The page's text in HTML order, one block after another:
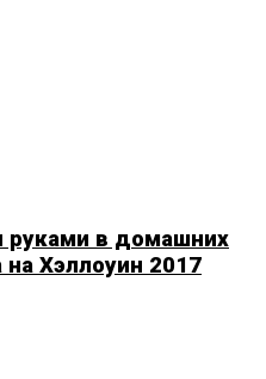
в домашних
Хэллоуин 2017